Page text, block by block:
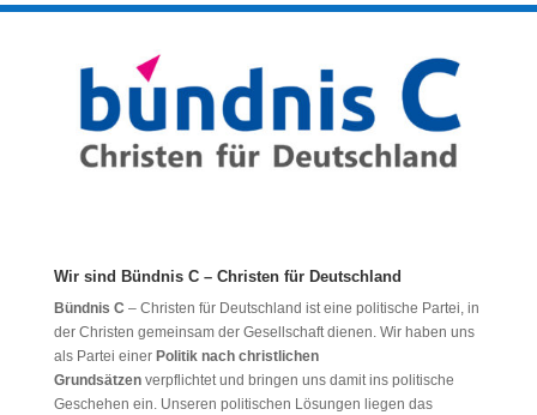
Wir sind Bündnis C – Christen für Deutschland
Bündnis C – Christen für Deutschland ist eine politische Partei, in
der Christen gemeinsam der Gesellschaft dienen. Wir haben uns
als Partei einer Politik nach christlichen
Grundsätzenverpflichtet und bringen uns damit ins politische
Geschehen ein. Unseren politischen Lösungen liegen das